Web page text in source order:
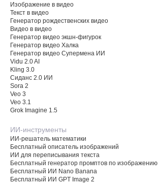
Изображение в видео
Текст в видео
Генератор рождественских видео
Видео в видео
Генератор видео экшн-фигурок
Генератор видео Халка
Генератор видео Супермена ИИ
Vidu 2.0 AI
Kling 3.0
Сиданс 2.0 ИИ
Sora 2
Veo 3
Veo 3.1
Grok Imagine 1.5
ИИ-инструменты
ИИ-решатель математики
Бесплатный описатель изображений
ИИ для переписывания текста
Бесплатный генератор промптов по изображению
Бесплатный ИИ Nano Banana
Бесплатный ИИ GPT Image 2